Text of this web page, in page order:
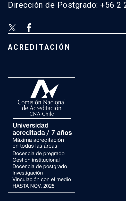
Dirección de Postgrado: +56 2
ACREDITACIÓN